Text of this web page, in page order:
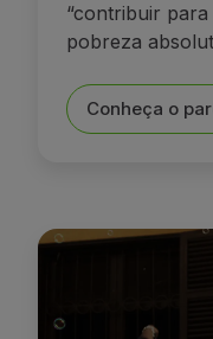
“contribuir
pobreza
Conheça o